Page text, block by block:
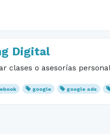
Digital
clases o asesorías
google google ads